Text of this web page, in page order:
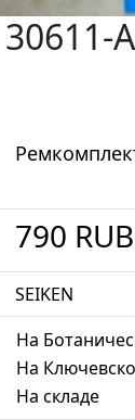
790 RUB
SEIKEN
На
На
На складе